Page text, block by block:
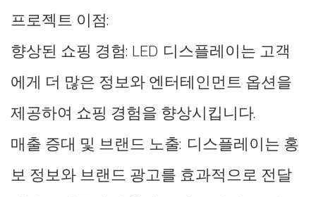
프로젝트 이점:
향상된 쇼핑 경험: LED 디스플레이는 고객
에게 더 많은 정보와 엔터테인먼트 옵션을
제공하여 쇼핑 경험을 향상시킵니다.
매출 증대 및 브랜드 노출: 디스플레이는 홍
보 정보와 브랜드 광고를 효과적으로 전달